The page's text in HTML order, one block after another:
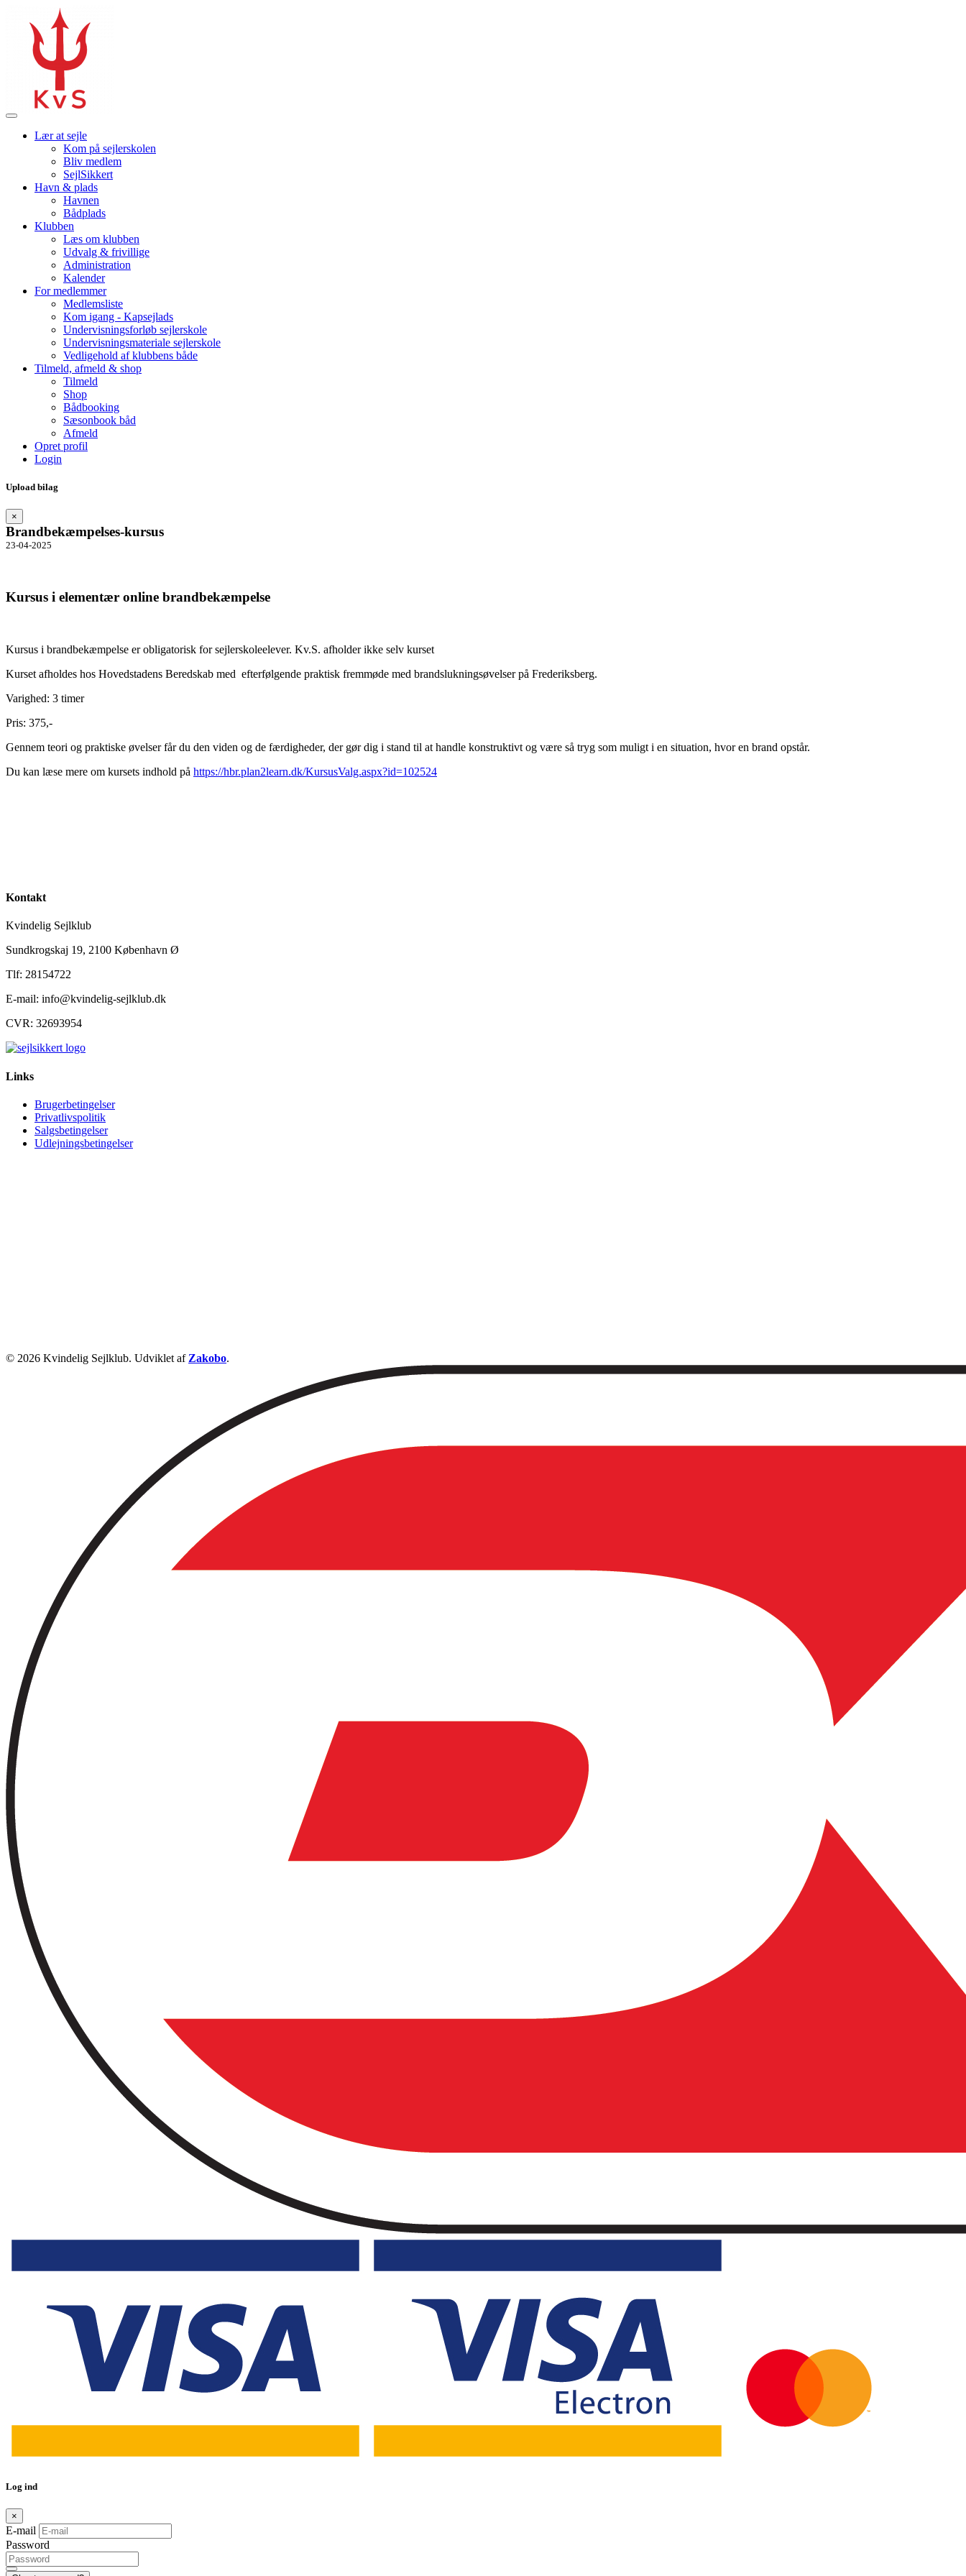
Lær at sejle
Kom på sejlerskolen
Bliv medlem
SejlSikkert
Havn & plads
Havnen
Bådplads
Klubben
Læs om klubben
Udvalg & frivillige
Administration
Kalender
For medlemmer
Medlemsliste
Kom igang - Kapsejlads
Undervisningsforløb sejlerskole
Undervisningsmateriale sejlerskole
Vedligehold af klubbens både
Tilmeld, afmeld & shop
Tilmeld
Shop
Bådbooking
Sæsonbook båd
Afmeld
Opret profil
Login
Upload bilag
×
Brandbekæmpelses-kursus
23-04-2025
Kursus i elementær online brandbekæmpelse
Kursus i brandbekæmpelse er obligatorisk for sejlerskoleelever. Kv.S. afholder ikke selv kurset
Kurset afholdes hos Hovedstadens Beredskab med efterfølgende praktisk fremmøde med brandslukningsøvelser på Frederiksberg.
Varighed: 3 timer
Pris: 375,-
Gennem teori og praktiske øvelser får du den viden og de færdigheder, der gør dig i stand til at handle konstruktivt og være så tryg som muligt i en situation, hvor en brand opstår.
Du kan læse mere om kursets indhold på https://hbr.plan2learn.dk/KursusValg.aspx?id=102524
Kontakt
Kvindelig Sejlklub
Sundkrogskaj 19, 2100 København Ø
Tlf: 28154722
E-mail: info@kvindelig-sejlklub.dk
CVR: 32693954
Links
Brugerbetingelser
Privatlivspolitik
Salgsbetingelser
Udlejningsbetingelser
© 2026 Kvindelig Sejlklub. Udviklet af Zakobo.
Log ind
×
E-mail
Password